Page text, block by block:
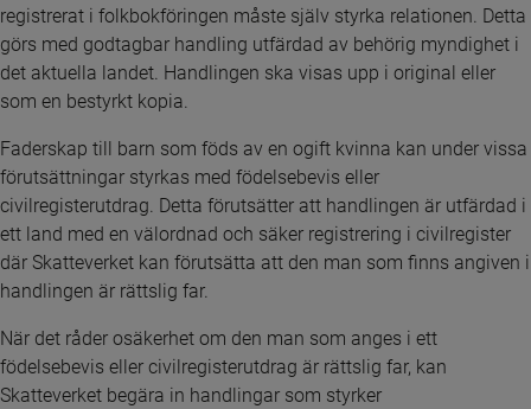
registrerat i folkbokföringen måste själv styrka relationen. Detta
görs med godtagbar handling utfärdad av behörig myndighet i
det aktuella landet. Handlingen ska visas upp i original eller
som en bestyrkt kopia.
Faderskap till barn som föds av en ogift kvinna kan under vissa
förutsättningar styrkas med födelsebevis eller
civilregisterutdrag. Detta förutsätter att handlingen är utfärdad i
ett land med en välordnad och säker registrering i civilregister
där Skatteverket kan förutsätta att den man som finns angiven i
handlingen är rättslig far.
När det råder osäkerhet om den man som anges i ett
födelsebevis eller civilregisterutdrag är rättslig far, kan
Skatteverket begära in handlingar som styrker